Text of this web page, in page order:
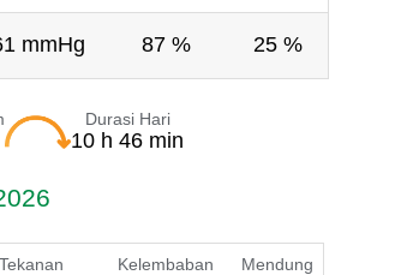
mmHg 87 % 25 %
Durasi Hari
10 h 46 min
Tekanan Kelembaban Mendung